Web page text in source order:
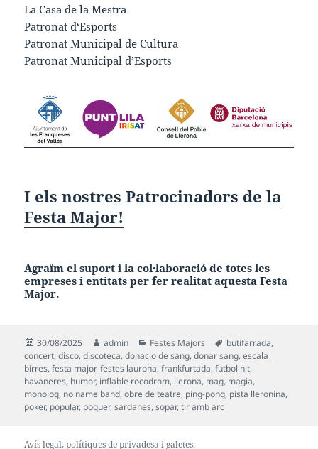
La Casa de la Mestra
Patronat d‘Esports
Patronat Municipal de Cultura
Patronat Municipal d’Esports
I els nostres Patrocinadors de la
Festa Major!
Agraïm el suport i la col·laboració de totes les
empreses i entitats per fer realitat aquesta Festa
Major.
Publicat
el
30/08/2025 Autor
admin Categories
Festes Majors Etiquetes
butifarrada,
concert,disco,discoteca,donacio de sang,donar sang,escala
birres,festa major,festes laurona,frankfurtada,futbol nit,
havaneres, humor, inflable rocodrom, llerona, mag, magia,
monolog, no name band,obre de teatre, ping-pong, pista lleronina,
poker, popular, poquer,sardanes,sopar,tir amb arc
Avís legal, polítiques deprivadesa igaletes.